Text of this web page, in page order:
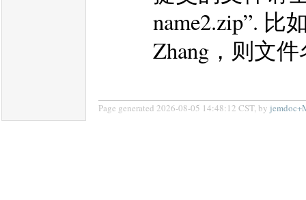
name2.zip”. 比
Zhang，则文件
Page generated 2026-08-05 14:48:12 CST, by